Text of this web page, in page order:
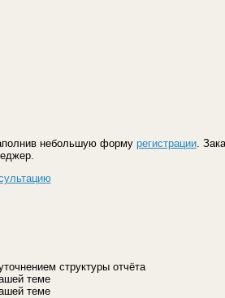
небольшую форму регистрации.
структуры отчёта
теме
теме